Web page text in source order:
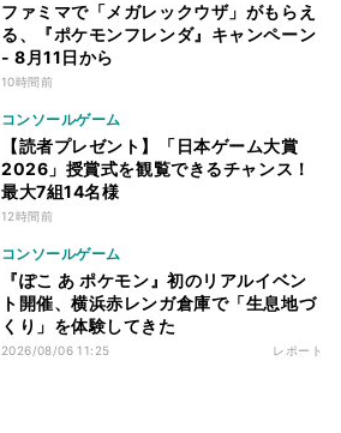
ファミマで「メガレックウザ」がもらえ
る、『ポケモンフレンダ』キャンペーン
- 8月11日から
10時間前
コンソールゲーム
【読者プレゼント】「日本ゲーム大賞
2026」授賞式を観覧できるチャンス！
最大7組14名様
12時間前
コンソールゲーム
『ぽこ あ ポケモン』初のリアルイベン
ト開催、横浜赤レンガ倉庫で「生息地づ
くり」を体験してきた
2026/08/06 11:25 レポート